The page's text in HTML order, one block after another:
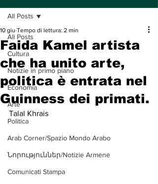
All Posts
Cultura
Notizie in primo piano
Economia
Arte
Politica
Arab Corner/Spazio Mondo Arabo
Նորություններ/Notizie Armene
Comunicati Stampa
All Posts
Faida Kamel artista
che ha unito arte,
politica è entrata nel
Guinness dei primati.
10 giu Tempo di lettura: 2 min
Talal Khrais